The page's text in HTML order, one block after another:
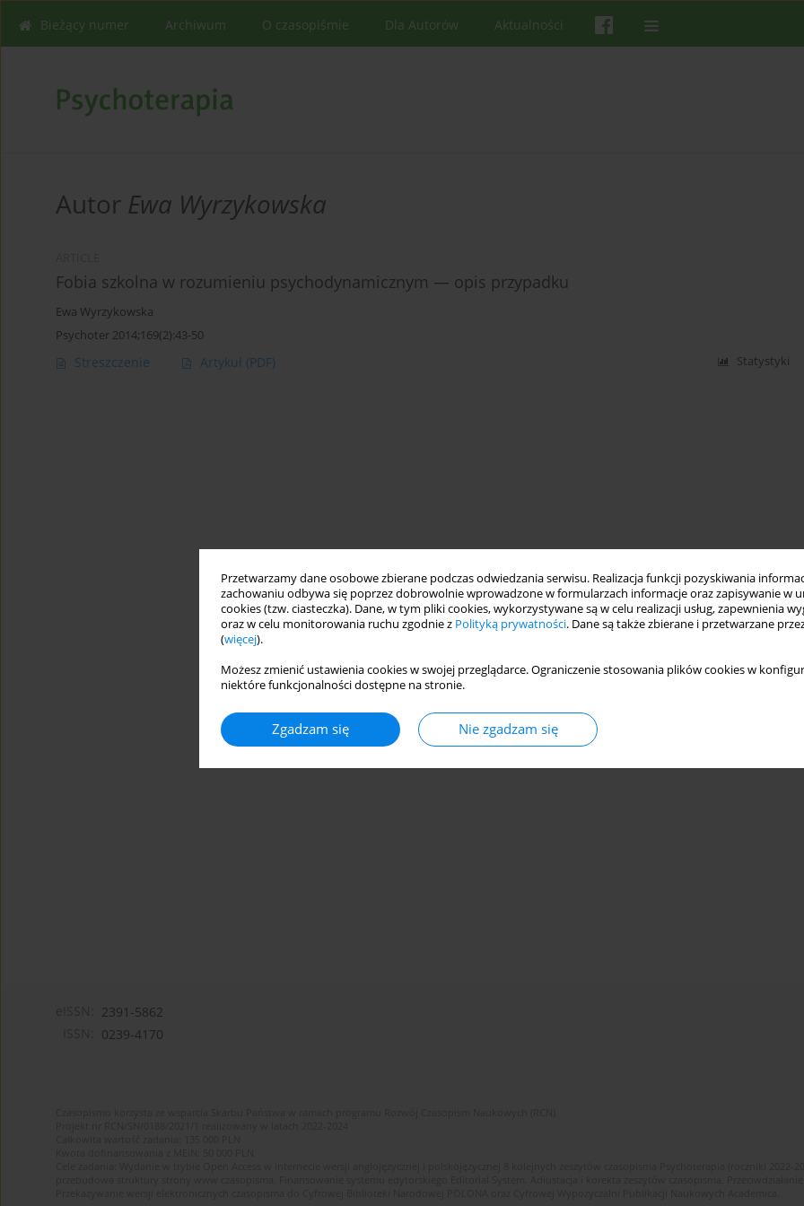
Przetwarzamy dane osobowe zbierane podczas odwiedzania serwisu. Realizacja funkcji pozyskiwania
zachowaniu odbywa się poprzez dobrowolnie wprowadzone w formularzach informacje oraz zapisywanie w
cookies (tzw. ciasteczka). Dane, w tym pliki cookies, wykorzystywane są w celu realizacji usług, zapewnienia
oraz w celu monitorowania ruchu zgodnie z Polityką prywatności. Dane są także zbierane i przetwarzane
(więcej).
Możesz zmienić ustawienia cookies w swojej przeglądarce. Ograniczenie stosowania plików cookies w
niektóre funkcjonalności dostępne na stronie.
Zgadzam się Nie zgadzam się
Bieżący numer Archiwum O czasopiśmie Dla Autorów Aktualności
Autor Ewa Wyrzykowska
Fobia szkolna w rozumieniu psychodynamicznym — opis przypadku
Ewa Wyrzykowska
Psychoter 2014;169(2):43-50
Streszczenie Artykuł (PDF) Statystyki
2391-5862
0239-4170